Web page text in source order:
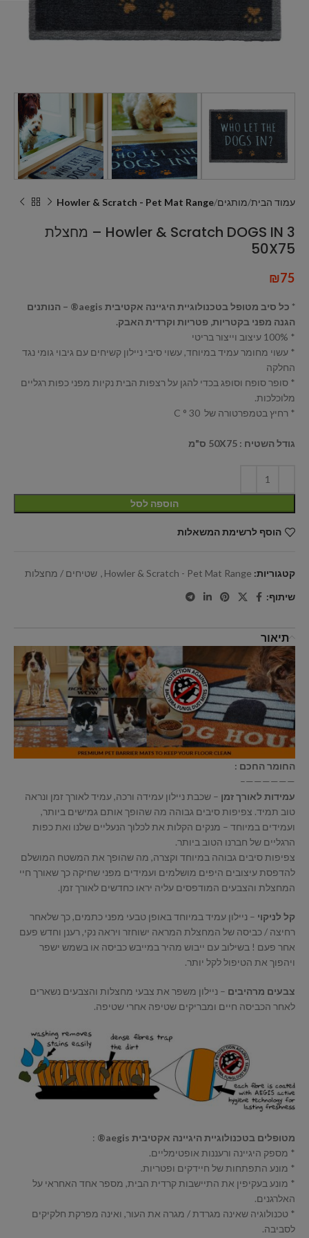
עמוד הבית מותגים Howler & Scratch - Pet Mat Range
Howler & Scratch DOGS IN 3 – מחצלת
50X75
₪75
* כל סיב מטופל בטכנולוגיית היגיינה אקטיבית aegis® – הנותנים
הגנה מפני בקטריות, פטריות וקרדית האבק.
* 100% עיצוב וייצור בריטי
* עשוי מחומר עמיד במיוחד, עשוי סיבי ניילון קשיחים עם גיבוי גומי נגד
החלקה
* סופר סופח וסופג בכדי להגן על רצפות הבית נקיות מפני כפות רגליים
מלוכלכות.
* רחיץ בטמפרטורה של 30 ° C
גודל השטיח : 50X75 ס"מ
הוספה לסל
הוסף לרשימת המשאלות
קטגוריות: Howler & Scratch - Pet Mat Range
, שטיחים / מחצלות
שיתוף:
תיאור
החומר החכם :
——————–
עמידות לאורך זמן – שכבת ניילון עמידה ורכה, עמיד לאורך זמן ונראה
טוב תמיד. צפיפות סיבים גבוהה מה שהופך אותם גמישים ביותר,
ועמידים במיוחד – מנקים הקלות את לכלוך הנעליים שלנו ואת כפות
הרגליים של חברנו הטוב ביותר.
צפיפות סיבים גבוהה במיוחד וקצרה, מה שהופך את המשטח המושלם
להדפסת עיצובים היפים מושלמים ועמידים מפני שחיקה כך שאורך חיי
המחצלת והצבעים המודפסים עליה יראו כחדשים לאורך זמן.
קל לניקוי – ניילון עמיד במיוחד באופן טבעי מפני כתמים, כך שלאחר
רחיצה / כביסה של המחצלת המראה ישוחזר ויראה נקי, רענן וחדש פעם
אחר פעם ! בשילוב עם ייבוש מהיר במייבש כביסה או בשמש ישפר
ויהפוך את הטיפול לקל יותר.
צבעים מרהיבים – ניילון משפר את צבעי מחצלות והצבעים נשארים
לאחר הכביסה חיים ומבריקים שטיפה אחרי שטיפה.
מטופלים בטכנולוגיית היגיינה אקטיבית aegis®
:
* מספק היגיינה ורעננות אופטימליים.
* מונע התפתחות של חיידקים ופטריות.
* מונע בעקיפין את התיישבות קרדית הבית, מספר אחד האחראי על
האלרגנים.
* טכנולוגיה שאינה מגרדת / מגרה את העור, ואינה מפרקת חלקיקים
לסביבה.